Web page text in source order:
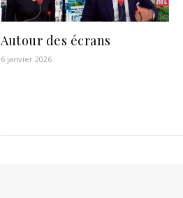
Autour des écrans
6 janvier 2026